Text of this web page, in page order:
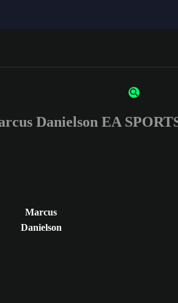
of 3 characters or numbers
Danielson EA
Marcus
Danielson